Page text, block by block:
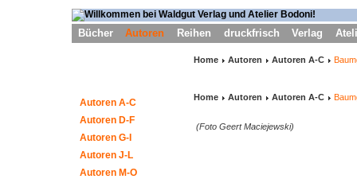
Bücher Autoren Reihen druckfrisch Verlag
Autoren A-C
Autoren D-F
Autoren G-I
Autoren J-L
Autoren M-O
Home Autoren Autoren A-C
Home Autoren Autoren A-C
(Foto Geert Maciejewski)